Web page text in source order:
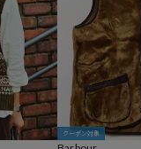
クーポン対象